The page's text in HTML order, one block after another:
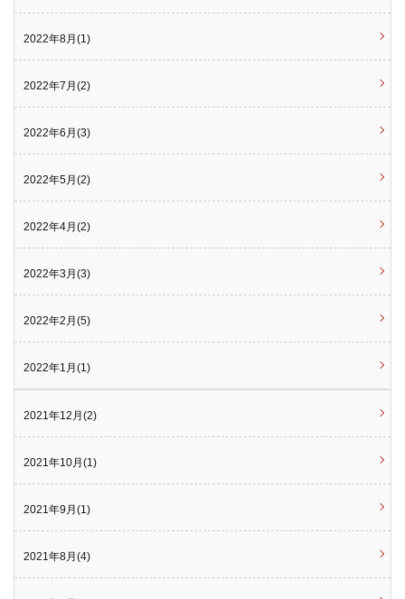
2022年8月(1)
2022年7月(2)
2022年6月(3)
2022年5月(2)
2022年4月(2)
2022年3月(3)
2022年2月(5)
2022年1月(1)
2021年12月(2)
2021年10月(1)
2021年9月(1)
2021年8月(4)